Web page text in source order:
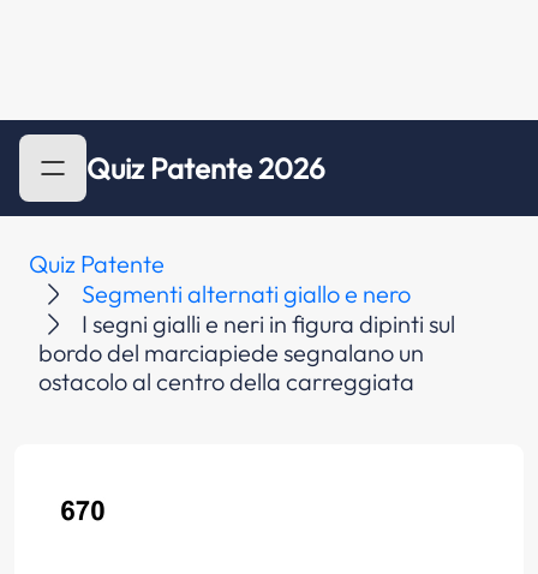
Quiz Patente 2026
Quiz Patente
Segmenti alternati giallo e nero
I segni gialli e neri in figura dipinti sul
bordo del marciapiede segnalano un
ostacolo al centro della carreggiata